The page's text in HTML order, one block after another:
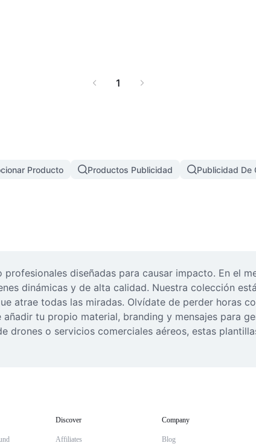
1
Producto Productos Publicidad Publicidad De
diseñadas para causar impacto. En el
dinámicas y de alta calidad. Nuestra colección
atrae todas las miradas. Olvídate de perder horas
tu propio material, branding y mensajes para
drones o servicios comerciales aéreos, estas
Discover
Affiliates
Company
Blog